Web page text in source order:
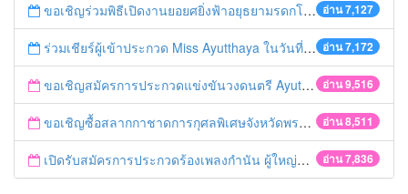
อ่าน 7,127
ขอเชิญร่วมพิธีเปิดงานยอยศยิ่งฟ้าอยุธยามรดกโลก
อ่าน 7,172
ร่วมเชียร์ผู้เข้าประกวด Miss Ayutthaya ในวันที่ 15 ธันวาคม 2560
อ่าน 9,516
ขอเชิญสมัครการประกวดแข่งขันวงดนตรี Ayutthaya battle of the bands
อ่าน 8,511
ขอเชิญซื้อสลากกาชาดการกุศลพิเศษจังหวัดพระนครศรีอยุธยา 2560
อ่าน 7,836
เปิดรับสมัครการประกวดร้องเพลงกำนัน ผู้ใหญ่บ้าน ฯลฯ